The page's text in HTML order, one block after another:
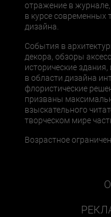
отражение в
в курсе современных
дизайна.
События в
декора, обзоры
исторические
в области дизайна
флористические
призваны
взыскательного
творческом мире
Возрастное